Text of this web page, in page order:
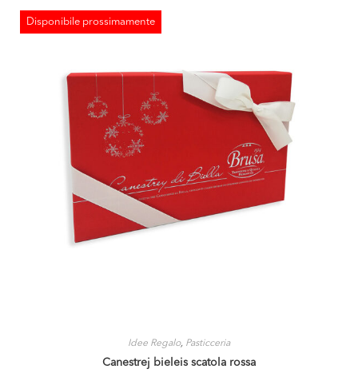
Disponibile prossimamente
ESAURITO
Idee Regalo, Pasticceria
Canestrej bieleis scatola rossa